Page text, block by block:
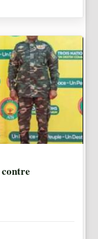
contre